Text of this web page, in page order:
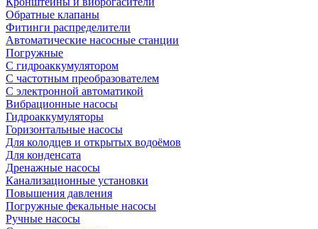
Обратные клапаны
Фитинги распределители
Автоматические насосные станции
Погружные
С гидроаккумулятором
С частотным преобразователем
С электронной автоматикой
Вибрационные насосы
Гидроаккумуляторы
Горизонтальные насосы
Для колодцев и открытых водоёмов
Для конденсата
Дренажные насосы
Канализационные установки
Повышения давления
Погружные фекальные насосы
Ручные насосы